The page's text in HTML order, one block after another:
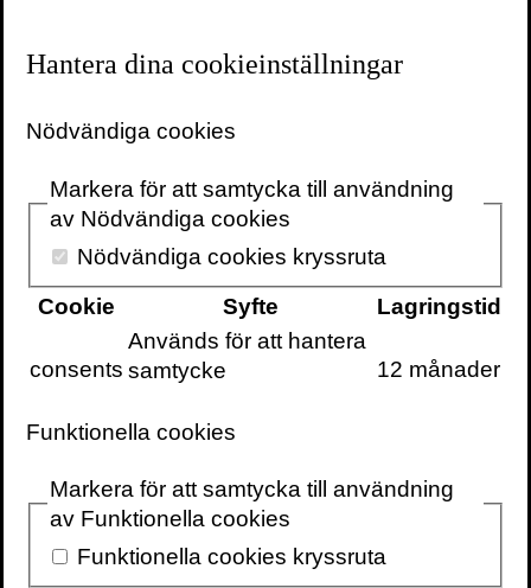
7 december 2021
VOLANTE PÅ
FACEBOOK
VOLANTE PÅ TWITTER
VILL DU FÅ VÅRT
föreläsningar och
levereras ungefär
en gång i veckan
Hantera dina cookieinställningar
Nödvändiga cookies
Markera för att samtycka till användning
av Nödvändiga cookies
Nödvändiga cookies kryssruta
Cookie
Syfte Lagringstid
consents
Används för att hantera
samtycke
12 månader
Funktionella cookies
Markera för att samtycka till användning
av Funktionella cookies
Funktionella cookies kryssruta